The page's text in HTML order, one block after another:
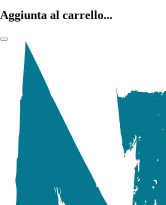
Aggiunta al carrello...